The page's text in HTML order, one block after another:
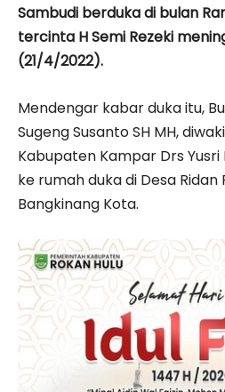
Sambudi berduka di bulan
tercinta H Semi Rezeki
(21/4/2022).
Mendengar kabar duka itu,
Sugeng Susanto SH MH,
Kabupaten Kampar Drs
ke rumah duka di Desa
Bangkinang Kota.